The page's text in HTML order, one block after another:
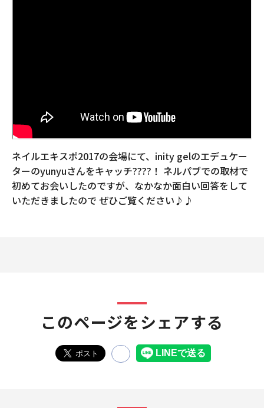
ネイルエキスポ2017の会場にて、inity gelのエデュケー
ターのyunyuさんをキャッチ????！ ネルパブでの取材で
初めてお会いしたのですが、なかなか面白い回答をして
いただきましたので ぜひご覧ください♪♪
このページをシェアする